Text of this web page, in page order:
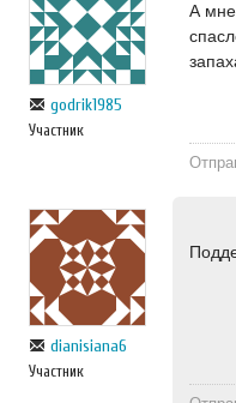
godrik1985
Участник
А мне
dianisiana6
Участник